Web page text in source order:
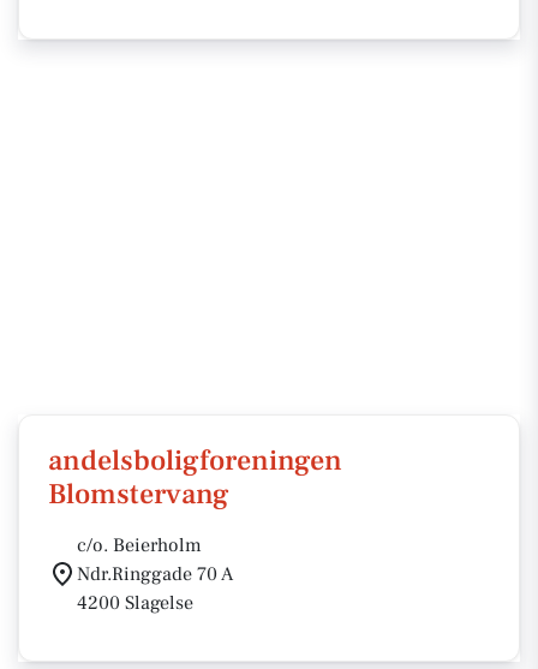
andelsboligforeningen
Blomstervang
c/o. Beierholm
Ndr.Ringgade 70 A
4200 Slagelse